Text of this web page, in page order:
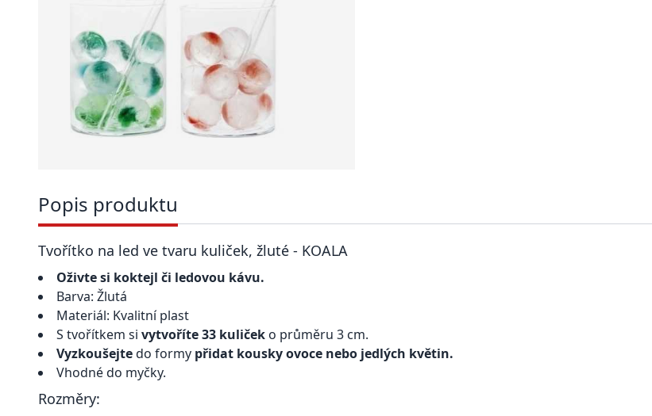
Popis produktu
Tvořítko na led ve tvaru kuliček, žluté - KOALA
Oživte si koktejl či ledovou kávu.
Barva: Žlutá
Materiál: Kvalitní plast
S tvořítkem si vytvoříte 33 kuliček o průměru 3 cm.
Vyzkoušejtedo formy přidat kousky ovoce nebo jedlých květin.
Vhodné do myčky.
Rozměry: